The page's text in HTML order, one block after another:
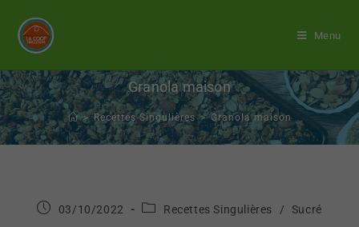
Menu
Granola maison
> Recettes Singulières > Granola maison
03/10/2022 Recettes Singulières / Sucré